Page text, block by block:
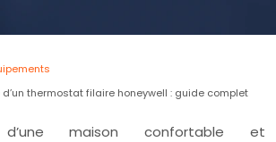
thermostat filaire honeywell : guide complet
maison confortable et